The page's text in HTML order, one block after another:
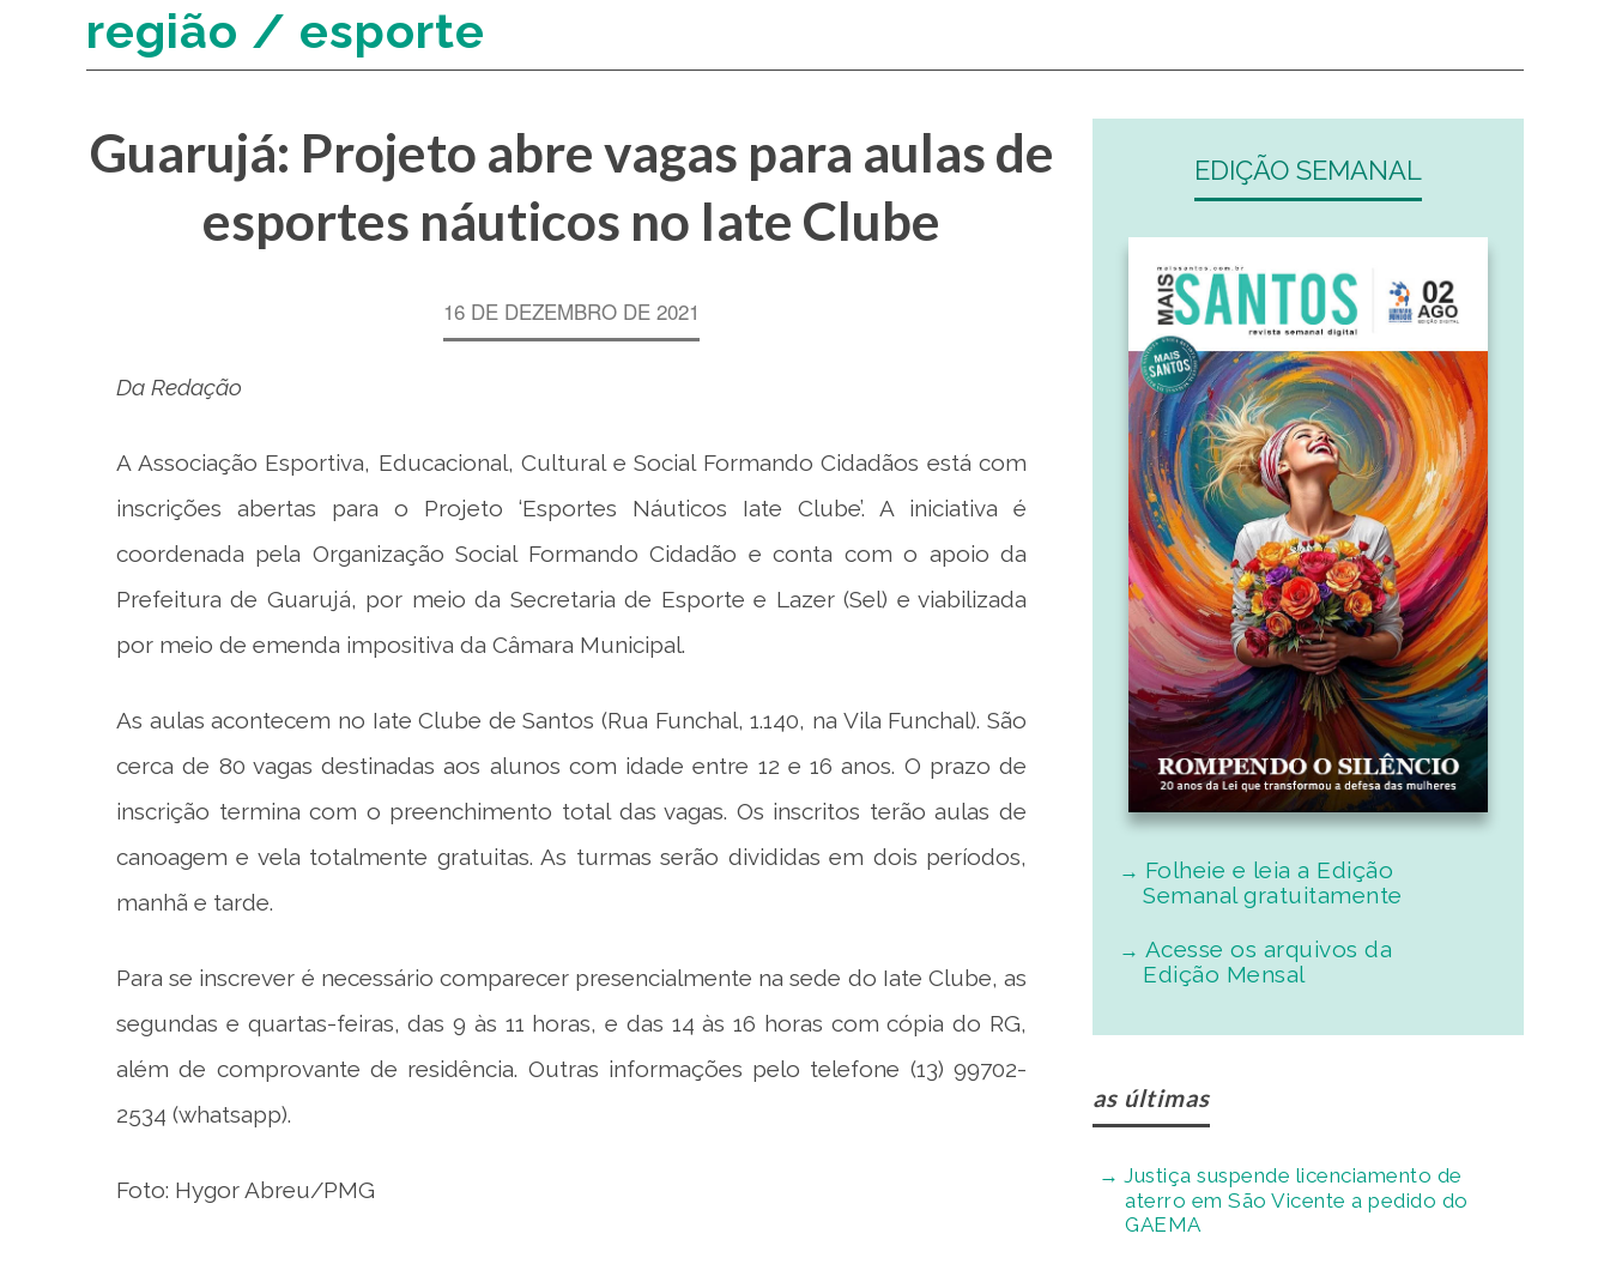
região / esporte
Guarujá: Projeto abre vagas para aulas de
esportes náuticos no Iate Clube
16 DE DEZEMBRO DE 2021
Da Redação
A Associação Esportiva, Educacional, Cultural e Social Formando Cidadãos está com
inscrições abertas para o Projeto ‘Esportes Náuticos Iate Clube’. A iniciativa é
coordenada pela Organização Social Formando Cidadão e conta com o apoio da
Prefeitura de Guarujá, por meio da Secretaria de Esporte e Lazer (Sel) e viabilizada
por meio de emenda impositiva da Câmara Municipal.
As aulas acontecem no Iate Clube de Santos (Rua Funchal, 1.140, na Vila Funchal). São
cerca de 80 vagas destinadas aos alunos com idade entre 12 e 16 anos. O prazo de
inscrição termina com o preenchimento total das vagas. Os inscritos terão aulas de
canoagem e vela totalmente gratuitas. As turmas serão divididas em dois períodos,
manhã e tarde.
Para se inscrever é necessário comparecer presencialmente na sede do Iate Clube, as
segundas e quartas-feiras, das 9 às 11 horas, e das 14 às 16 horas com cópia do RG,
além de comprovante de residência. Outras informações pelo telefone (13) 99702-
2534 (whatsapp).
Foto: Hygor Abreu/PMG
EDIÇÃO SEMANAL
Folheie e leia a Edição
Semanal gratuitamente
Acesse os arquivos da
Edição Mensal
as últimas
Justiça suspende licenciamento de
aterro em São Vicente a pedido do
GAEMA